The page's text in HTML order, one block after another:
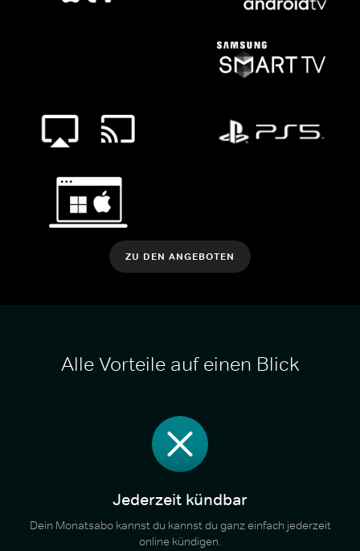
ZU DEN ANGEBOTEN
Alle Vorteile auf einen Blick
Jederzeit kündbar
Dein Monatsabo kannst du kannst du ganz einfach jederzeit
online kündigen.